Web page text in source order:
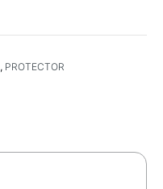
, PROTECTOR